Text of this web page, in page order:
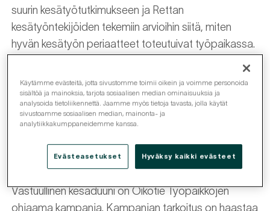
suurin kesätyötutkimukseen ja Rettan
kesätyöntekijöiden tekemiin arvioihin siitä, miten
hyvän kesätyön periaatteet toteutuivat työpaikassa.
Retta Group saavutti kesätyökokemuksessa erittäin
hyvät arviot. Arvioitavat periaatteet olivat hyvä
työnhakijakokemus, työtehtävien mielekkyys,
perehdytys ja ohjaaminen, oikeudenmukaisuus ja
tasapuolisuus, kohtuullinen palkka sekä kirjallinen
työsopimus ja -todistus.
Vastuullinen kesäduuni on Oikotie Työpaikkojen
ohjaama kampanja. Kampanjan tarkoitus on haastaa
Käytämme evästeitä, jotta sivustomme toimii oikein ja voimme personoida
sisältöä ja mainoksia, tarjota sosiaalisen median ominaisuuksia ja
analysoida tietoliikennettä. Jaamme myös tietoja tavasta, jolla käytät
sivustoamme sosiaalisen median, mainonta- ja
analytiikkakumppaneidemme kanssa.
Evästeasetukset Hyväksy kaikki evästeet